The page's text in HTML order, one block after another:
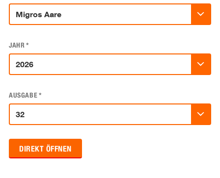
JAHR*
AUSGABE*
DIREKT ÖFFNEN